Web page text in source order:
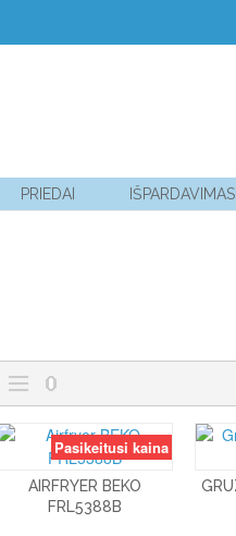
PRIEDAI
Pasikeitusi kaina
AIRFRYER BEKO
FRL5388B